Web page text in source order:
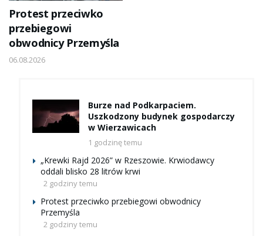
Protest przeciwko
przebiegowi
obwodnicy Przemyśla
06.08.2026
Burze nad Podkarpaciem.
Uszkodzony budynek gospodarczy
w Wierzawicach
1 godzinę temu
„Krewki Rajd 2026” w Rzeszowie. Krwiodawcy
oddali blisko 28 litrów krwi
2 godziny temu
Protest przeciwko przebiegowi obwodnicy
Przemyśla
2 godziny temu